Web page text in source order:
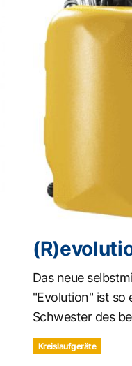
Das neue
"Evolution" ist so
Schwester des
Kreislaufgeräte